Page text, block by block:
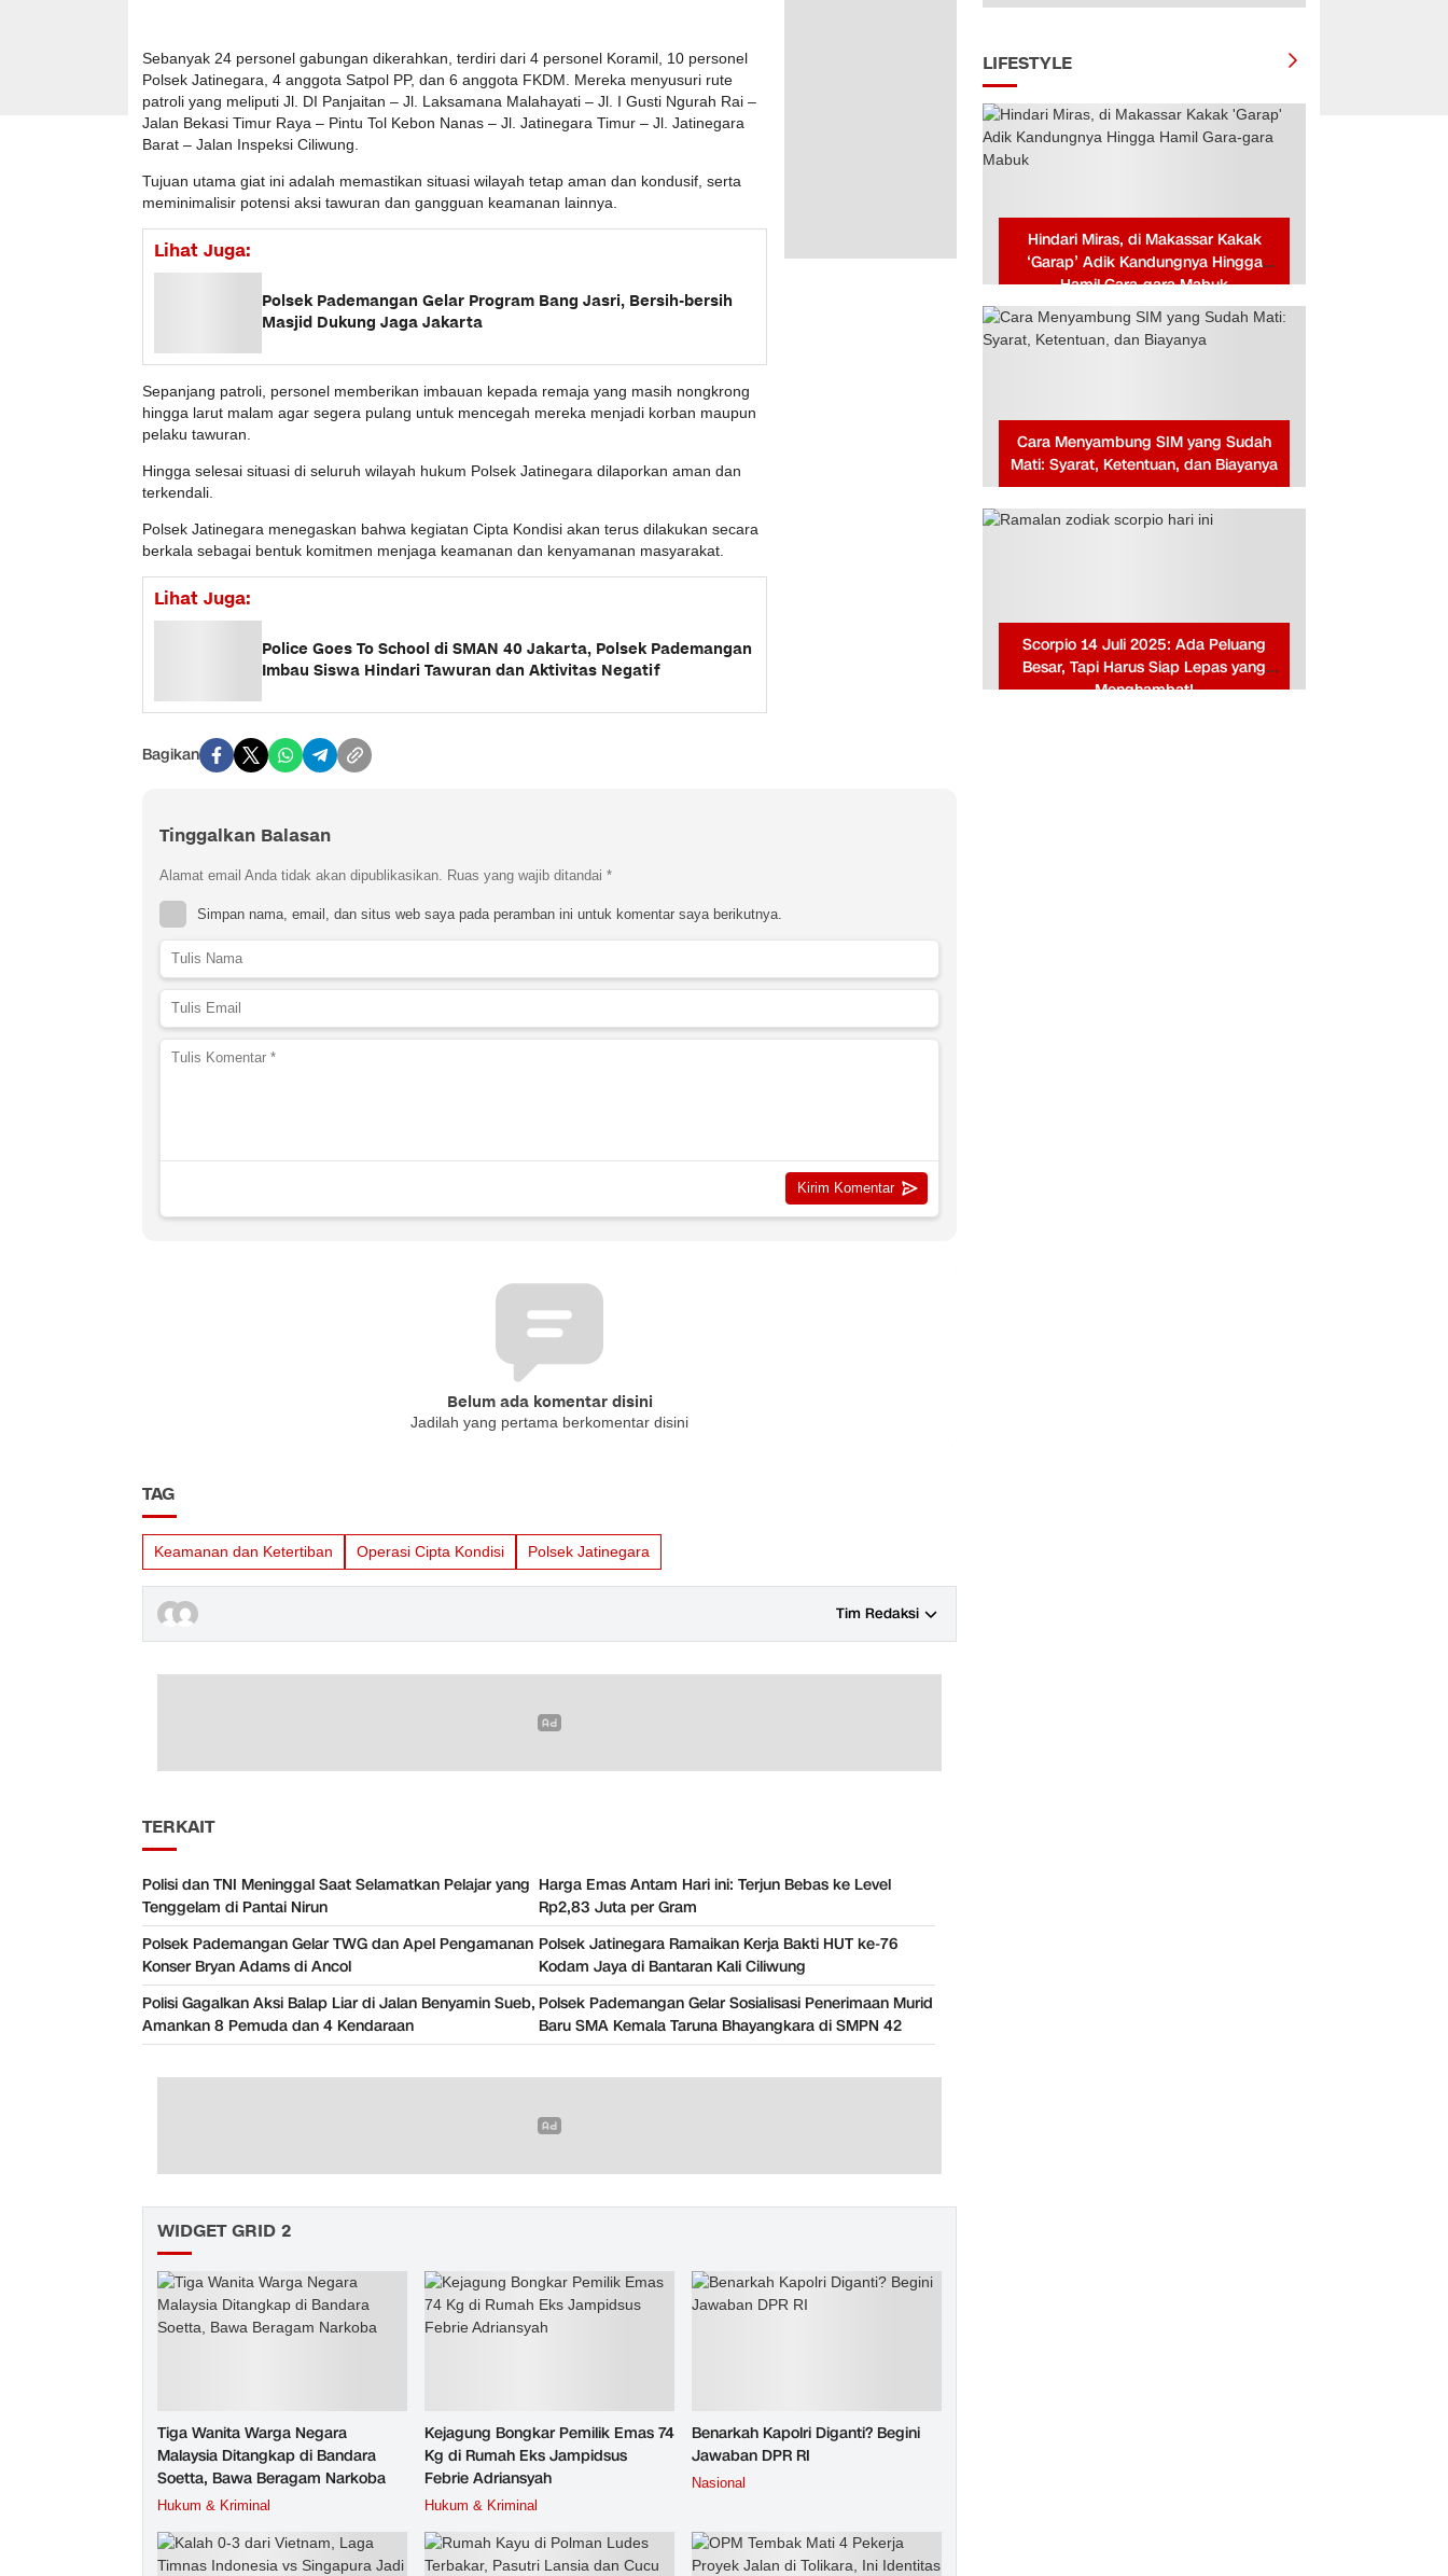
Sebanyak 24 personel gabungan dikerahkan, terdiri dari 4 personel Koramil, 10 personel
Polsek Jatinegara, 4 anggota Satpol PP, dan 6 anggota FKDM. Mereka menyusuri rute
patroli yang meliputi Jl. DI Panjaitan – Jl. Laksamana Malahayati – Jl. I Gusti Ngurah Rai –
Jalan Bekasi Timur Raya – Pintu Tol Kebon Nanas – Jl. Jatinegara Timur – Jl. Jatinegara
Barat – Jalan Inspeksi Ciliwung.
Tujuan utama giat ini adalah memastikan situasi wilayah tetap aman dan kondusif, serta
meminimalisir potensi aksi tawuran dan gangguan keamanan lainnya.
Lihat Juga:
Polsek Pademangan Gelar Program Bang Jasri, Bersih-bersih
Masjid Dukung Jaga Jakarta
Sepanjang patroli, personel memberikan imbauan kepada remaja yang masih nongkrong
hingga larut malam agar segera pulang untuk mencegah mereka menjadi korban maupun
pelaku tawuran.
Hingga selesai situasi di seluruh wilayah hukum Polsek Jatinegara dilaporkan aman dan
terkendali.
Polsek Jatinegara menegaskan bahwa kegiatan Cipta Kondisi akan terus dilakukan secara
berkala sebagai bentuk komitmen menjaga keamanan dan kenyamanan masyarakat.
Lihat Juga:
Police Goes To School di SMAN 40 Jakarta, Polsek Pademangan
Imbau Siswa Hindari Tawuran dan Aktivitas Negatif
Bagikan
Tinggalkan Balasan
Alamat email Anda tidak akan dipublikasikan. Ruas yang wajib ditandai *
Simpan nama, email, dan situs web saya pada peramban ini untuk komentar saya berikutnya.
Belum ada komentar disini
Jadilah yang pertama berkomentar disini
TAG
Keamanan dan Ketertiban Operasi Cipta Kondisi Polsek Jatinegara
Tim Redaksi
TERKAIT
Polisi dan TNI Meninggal Saat Selamatkan Pelajar yang
Tenggelam di Pantai Nirun
Harga Emas Antam Hari ini: Terjun Bebas ke Level
Rp2,83 Juta per Gram
Polsek Pademangan Gelar TWG dan Apel Pengamanan
Konser Bryan Adams di Ancol
Polsek Jatinegara Ramaikan Kerja Bakti HUT ke-76
Kodam Jaya di Bantaran Kali Ciliwung
Polisi Gagalkan Aksi Balap Liar di Jalan Benyamin Sueb,
Amankan 8 Pemuda dan 4 Kendaraan
Polsek Pademangan Gelar Sosialisasi Penerimaan Murid
Baru SMA Kemala Taruna Bhayangkara di SMPN 42
WIDGET GRID 2
Tiga Wanita Warga Negara
Malaysia Ditangkap di Bandara
Soetta, Bawa Beragam Narkoba
Hukum & Kriminal
Kejagung Bongkar Pemilik Emas 74
Kg di Rumah Eks Jampidsus
Febrie Adriansyah
Hukum & Kriminal
Benarkah Kapolri Diganti? Begini
Jawaban DPR RI
Nasional
LIFESTYLE
Hindari Miras, di Makassar Kakak
‘Garap’ Adik Kandungnya Hingga
Hamil Gara-gara Mabuk
Cara Menyambung SIM yang Sudah
Mati: Syarat, Ketentuan, dan Biayanya
Scorpio 14 Juli 2025: Ada Peluang
Besar, Tapi Harus Siap Lepas yang
Menghambat!